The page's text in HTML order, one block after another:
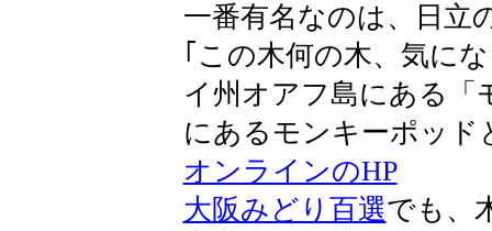
一番有名なのは、日立
｢この木何の木、気に
イ州オアフ島にある「
にあるモンキーポッド
オンラインのHP
大阪みどり百選でも、